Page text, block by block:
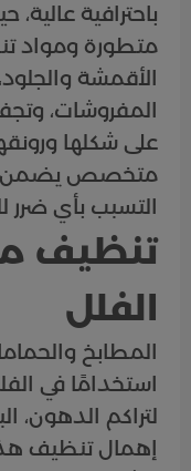
باحترافية
متطورة ومواد
الأقمشة
المفروشات،
على شكلها
متخصص يضمن
التسبب بأي ضرر
تنظيف
الفلل
المطابخ
استخدامًا في
لتراكم الدهون،
إهمال تنظيف